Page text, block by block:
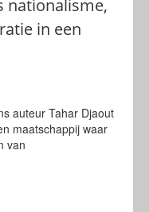
nationalisme,
in een
auteur Tahar Djaout
maatschappij waar
van